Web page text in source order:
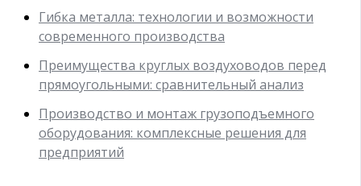
Гибка металла: технологии и возможности
современного производства
Преимущества круглых воздуховодов перед
прямоугольными: сравнительный анализ
Производство и монтаж грузоподъемного
оборудования: комплексные решения для
предприятий